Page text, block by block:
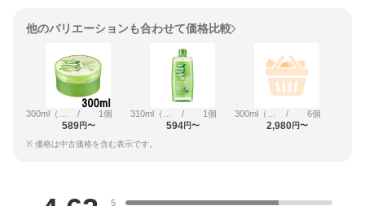
他のバリエーションも合わせて価格比較
/ 1個
589円〜
/ 1個
594円〜
/ 6個
2,980円〜
※ 価格は中古価格を含む表示です。
5